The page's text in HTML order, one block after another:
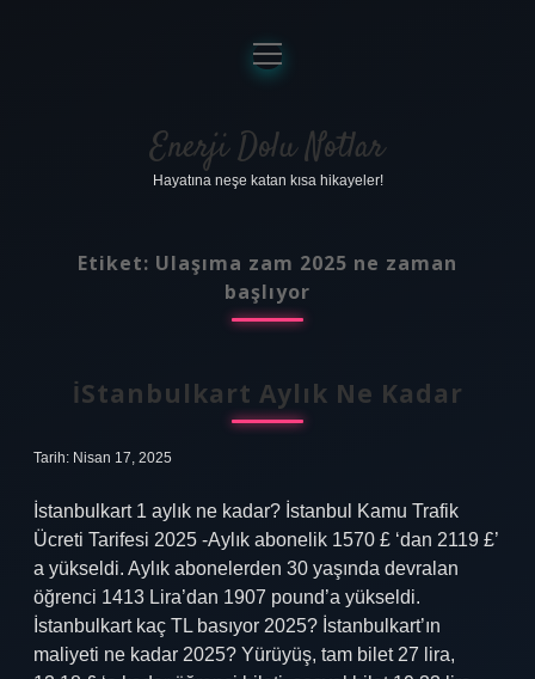
Anasayfa
Gizlilik Politikası
Yasal Uyarı
menüyü
aç
Enerji Dolu Notlar
Hayatına neşe katan kısa hikayeler!
Etiket: Ulaşıma zam 2025 ne zaman
başlıyor
İStanbulkart Aylık Ne Kadar
Tarih: Nisan 17, 2025
İstanbulkart 1 aylık ne kadar? İstanbul Kamu Trafik
Ücreti Tarifesi 2025 -Aylık abonelik 1570 £ ‘dan 2119 £’
a yükseldi. Aylık abonelerden 30 yaşında devralan
öğrenci 1413 Lira’dan 1907 pound’a yükseldi.
İstanbulkart kaç TL basıyor 2025? İstanbulkart’ın
maliyeti ne kadar 2025? Yürüyüş, tam bilet 27 lira,